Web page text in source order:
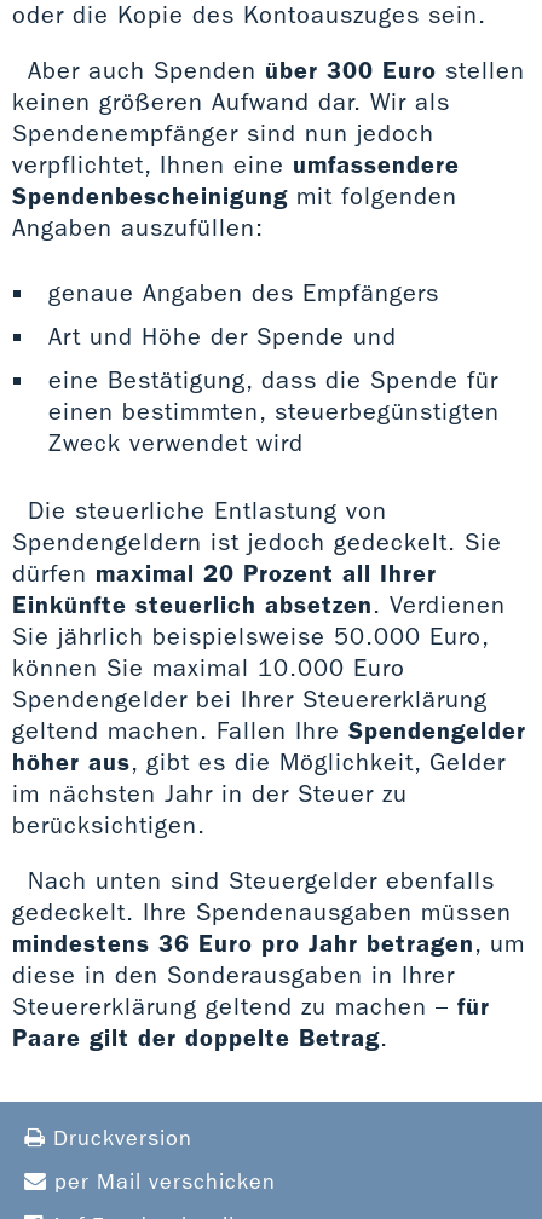
oder die Kopie des Kontoauszuges sein.
Aber auch Spenden über 300 Euro stellen
keinen größeren Aufwand dar. Wir als
Spendenempfänger sind nun jedoch
verpflichtet, Ihnen eine umfassendere
Spendenbescheinigung mit folgenden
Angaben auszufüllen:
genaue Angaben des Empfängers
Art und Höhe der Spende und
eine Bestätigung, dass die Spende für
einen bestimmten, steuerbegünstigten
Zweck verwendet wird
Die steuerliche Entlastung von
Spendengeldern ist jedoch gedeckelt. Sie
dürfen maximal 20 Prozent all Ihrer
Einkünfte steuerlich absetzen. Verdienen
Sie jährlich beispielsweise 50.000 Euro,
können Sie maximal 10.000 Euro
Spendengelder bei Ihrer Steuererklärung
geltend machen. Fallen Ihre Spendengelder
höher aus, gibt es die Möglichkeit, Gelder
im nächsten Jahr in der Steuer zu
berücksichtigen.
Nach unten sind Steuergelder ebenfalls
gedeckelt. Ihre Spendenausgaben müssen
mindestens 36 Euro pro Jahr betragen, um
diese in den Sonderausgaben in Ihrer
Steuererklärung geltend zu machen – für
Paare gilt der doppelte Betrag.
Druckversion
per Mail verschicken